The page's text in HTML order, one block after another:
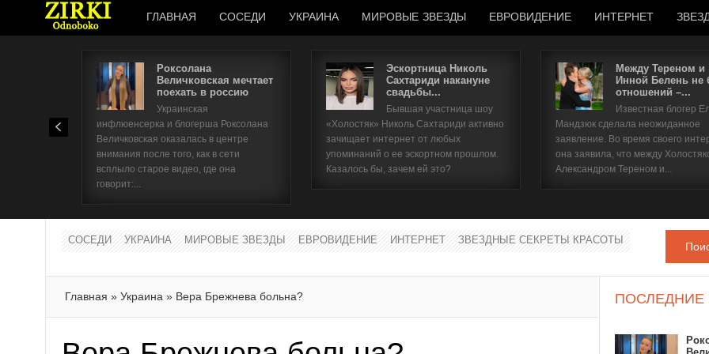
ГЛАВНАЯ СОСЕДИ УКРАИНА МИРОВЫЕ ЗВЕЗДЫ ЕВРОВИДЕНИЕ ИНТЕРНЕТ
Роксолана
Величковская мечтает
поехать в россию
Украинская
инфлюенсерка и блогерша Роксолана
Величковская оказалась в центре
внимания после того, как в сети
всплыло старое видео, где она
говорит:...
Эскортница Николь
Сахтариди накануне
свадьбы...
Бывшая участница шоу
«Холостяк» Николь Сахтариди активно
зачищает интернет от любых
упоминаний о ее эскортном прошлом.
Казалось бы, зачем ей это?
Между Тереном и
Инной Белень не
отношений –...
Известная блогер
Мандзюк сделала неожиданное
заявление. Во время своего
она заявила, что между
Александром Тереном и...
СОСЕДИ УКРАИНА МИРОВЫЕ ЗВЕЗДЫ ЕВРОВИДЕНИЕ ИНТЕРНЕТ ЗВЕЗДНЫЕ СЕКРЕТЫ КРАСОТЫ
Главная » Украина » Вера Брежнева больна? ПОСЛЕДНИЕ
Имя пользователя
Забыли имя пользователя?